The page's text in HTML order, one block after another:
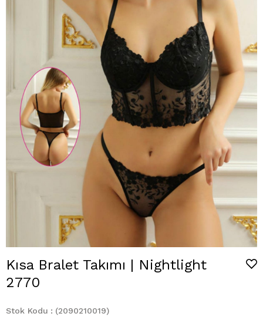
Kısa Bralet Takımı | Nightlight
2770
Stok Kodu
(2090210019)